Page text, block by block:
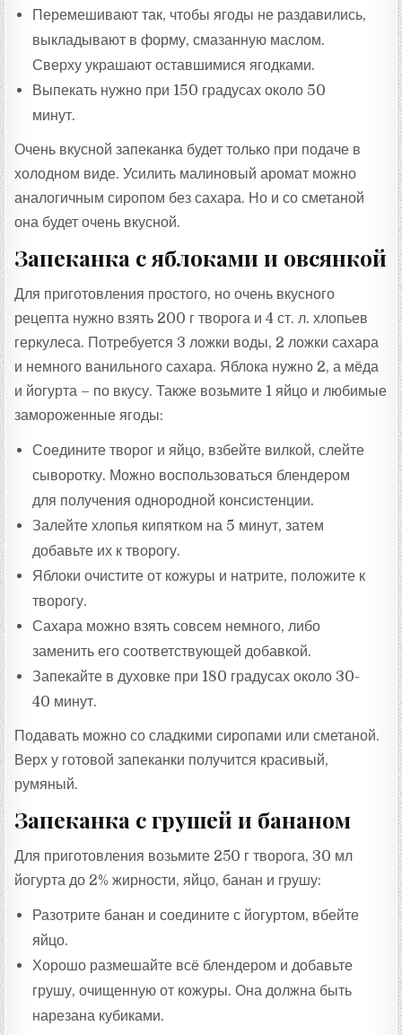
Перемешивают так, чтобы ягоды не раздавились,
выкладывают в форму, смазанную маслом.
Сверху украшают оставшимися ягодками.
Выпекать нужно при 150 градусах около 50
минут.
Очень вкусной запеканка будет только при подаче в
холодном виде. Усилить малиновый аромат можно
аналогичным сиропом без сахара. Но и со сметаной
она будет очень вкусной.
Запеканка с яблоками и овсянкой
Для приготовления простого, но очень вкусного
рецепта нужно взять 200 г творога и 4 ст. л. хлопьев
геркулеса. Потребуется 3 ложки воды, 2 ложки сахара
и немного ванильного сахара. Яблока нужно 2, а мёда
и йогурта – по вкусу. Также возьмите 1 яйцо и любимые
замороженные ягоды:
Соедините творог и яйцо, взбейте вилкой, слейте
сыворотку. Можно воспользоваться блендером
для получения однородной консистенции.
Залейте хлопья кипятком на 5 минут, затем
добавьте их к творогу.
Яблоки очистите от кожуры и натрите, положите к
творогу.
Сахара можно взять совсем немного, либо
заменить его соответствующей добавкой.
Запекайте в духовке при 180 градусах около 30-
40 минут.
Подавать можно со сладкими сиропами или сметаной.
Верх у готовой запеканки получится красивый,
румяный.
Запеканка с грушей и бананом
Для приготовления возьмите 250 г творога, 30 мл
йогурта до 2% жирности, яйцо, банан и грушу:
Разотрите банан и соедините с йогуртом, вбейте
яйцо.
Хорошо размешайте всё блендером и добавьте
грушу, очищенную от кожуры. Она должна быть
нарезана кубиками.